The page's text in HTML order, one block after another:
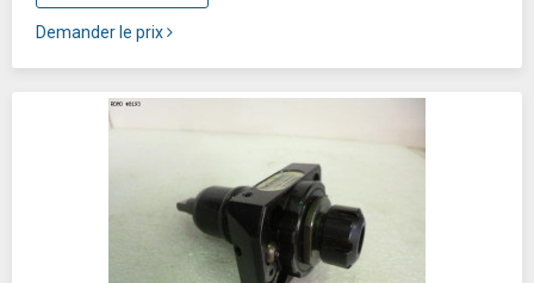
Demander le prix